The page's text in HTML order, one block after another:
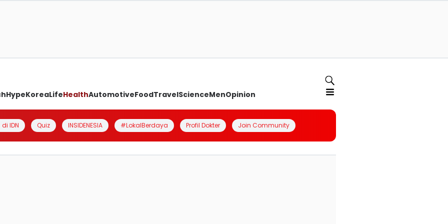
HypeKoreaLifeHealthAutomotiveFoodTravelScienceMenOpinion
IDN Quiz INSIDENESIA #LokalBerdaya Profil Dokter Join Community